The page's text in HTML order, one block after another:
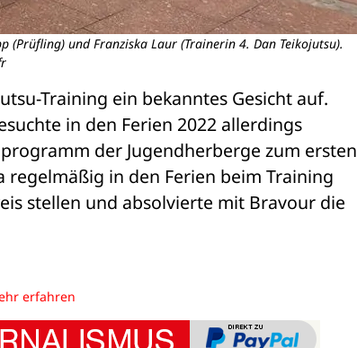
(Prüfling) und Franziska Laur (Trainerin 4. Dan Teikojutsu).
Training ein bekanntes Gesicht auf.
in den Ferien 2022 allerdings
der Jugendherberge zum ersten
regelmäßig in den Ferien beim Training
stellen und absolvierte mit Bravour die
erfahren